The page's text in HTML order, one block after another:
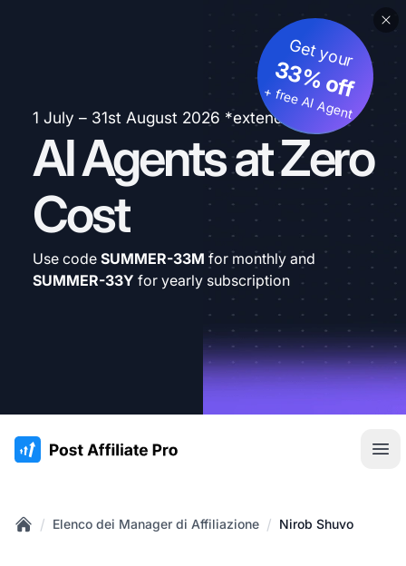
1 July – 31st August 2026 *extended
AI Agents at Zero
Cost
Get your
33% off
+ free AI Agent
Use code SUMMER-33M for monthly and
SUMMER-33Y for yearly subscription
:site.title
/ Elenco dei Manager di Affiliazione / Nirob Shuvo